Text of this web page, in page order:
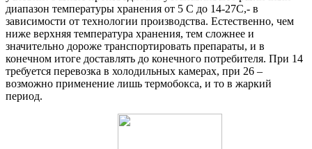
диапазон температуры хранения от 5 С до 14-27С,- в
зависимости от технологии производства. Естественно, чем
ниже верхняя температура хранения, тем сложнее и
значительно дороже транспортировать препараты, и в
конечном итоге доставлять до конечного потребителя. При 14
требуется перевозка в холодильных камерах, при 26 –
возможно применение лишь термобокса, и то в жаркий
период.